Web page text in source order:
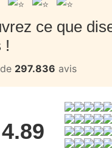
ce que
!
297.836 avis
4.89